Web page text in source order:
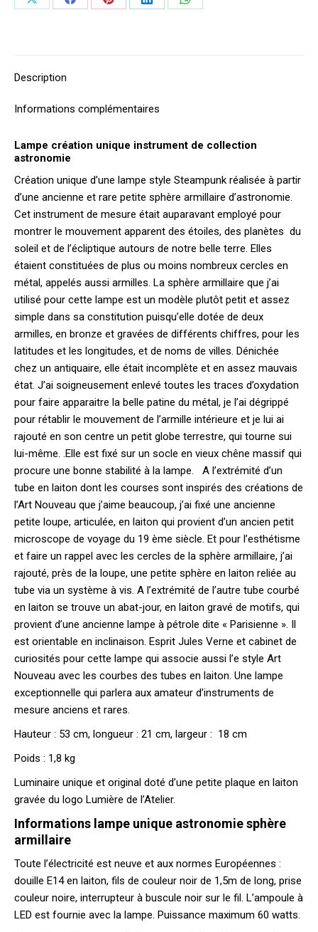
PartagerPartagerPartagerPartagerPartager
Description
Informations complémentaires
Lampe création unique instrument de collection
astronomie
Création unique d’une lampe style Steampunk réalisée à partir
d’une ancienne et rare petite sphère armillaire d’astronomie.
Cet instrument de mesure était auparavant employé pour
montrer le mouvement apparent des étoiles, des planètes du
soleil et de l’écliptique autours de notre belle terre. Elles
étaient constituées de plus ou moins nombreux cercles en
métal, appelés aussi armilles. La sphère armillaire que j’ai
utilisé pour cette lampe est un modèle plutôt petit et assez
simple dans sa constitution puisqu’elle dotée de deux
armilles, en bronze et gravées de différents chiffres, pour les
latitudes et les longitudes, et de noms de villes. Dénichée
chez un antiquaire, elle était incomplète et en assez mauvais
état. J’ai soigneusement enlevé toutes les traces d’oxydation
pour faire apparaitre la belle patine du métal, je l’ai dégrippé
pour rétablir le mouvement de l’armille intérieure et je lui ai
rajouté en son centre un petit globe terrestre, qui tourne sui
lui-même. .Elle est fixé sur un socle en vieux chêne massif qui
procure une bonne stabilité à la lampe. A l’extrémité d’un
tube en laiton dont les courses sont inspirés des créations de
l’Art Nouveau que j’aime beaucoup, j’ai fixé une ancienne
petite loupe, articulée, en laiton qui provient d’un ancien petit
microscope de voyage du 19 ème siècle. Et pour l’esthétisme
et faire un rappel avec les cercles de la sphère armillaire, j’ai
rajouté, près de la loupe, une petite sphère en laiton reliée au
tube via un système à vis. A l’extrémité de l’autre tube courbé
en laiton se trouve un abat-jour, en laiton gravé de motifs, qui
provient d’une ancienne lampe à pétrole dite « Parisienne ». Il
est orientable en inclinaison. Esprit Jules Verne et cabinet de
curiosités pour cette lampe qui associe aussi l’e style Art
Nouveau avec les courbes des tubes en laiton. Une lampe
exceptionnelle qui parlera aux amateur d’instruments de
mesure anciens et rares.
Hauteur : 53 cm, longueur : 21 cm, largeur : 18 cm
Poids : 1,8 kg
Luminaire unique et original doté d’une petite plaque en laiton
gravée du logo Lumière de l’Atelier.
Informations lampe unique astronomie sphère
armillaire
Toute l’électricité est neuve et aux normes Européennes :
douille E14 en laiton, fils de couleur noir de 1,5m de long, prise
couleur noire, interrupteur à buscule noir sur le fil. L’ampoule à
LED est fournie avec la lampe. Puissance maximum 60 watts.